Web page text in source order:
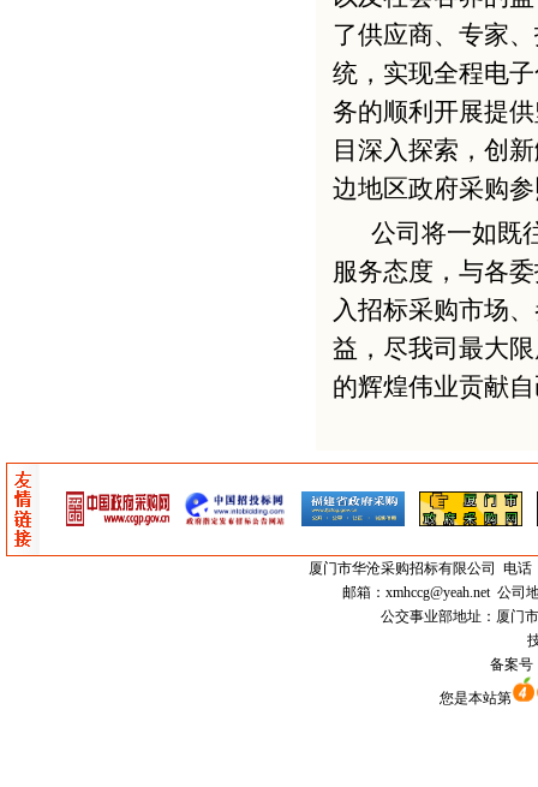
了供应商、专家
统，实现全程电
务的顺利开展提
目深入探索，创
边地区政府采购
公司将一如既
服务态度，与各
入招标采购市场
益，尽我司最大
的辉煌伟业贡献
厦门市华沧采购招标有限公司
电话
邮箱： xmhccg@yeah.net公司地
公交事业部地址：厦门
备案
您是本站第